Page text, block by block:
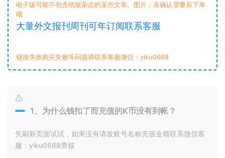
电子版可能不包含纸版杂志的某些文章、图片；亲确认需要后下单
哦
大量外文报刊周刊可年订阅联系客服
链接失效购买失败等问题请联系客服微信：yiku0668
1、为什么钱扣了而充值的K币没有到帐？
先刷新页面试试，如果没有请发账号名称充值金额联系微信客
服：yiku0668查核